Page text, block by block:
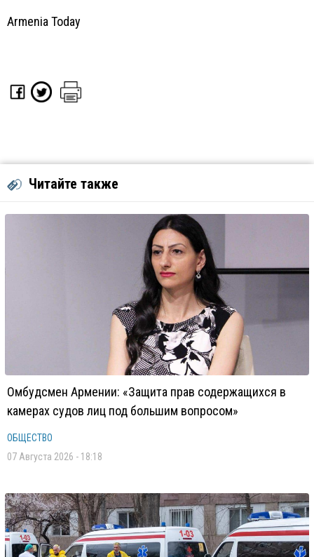
Armenia Today
Читайте также
Омбудсмен Армении: «Защита прав содержащихся в
камерах судов лиц под большим вопросом»
ОБЩЕСТВО
07 Августа 2026 - 18:18